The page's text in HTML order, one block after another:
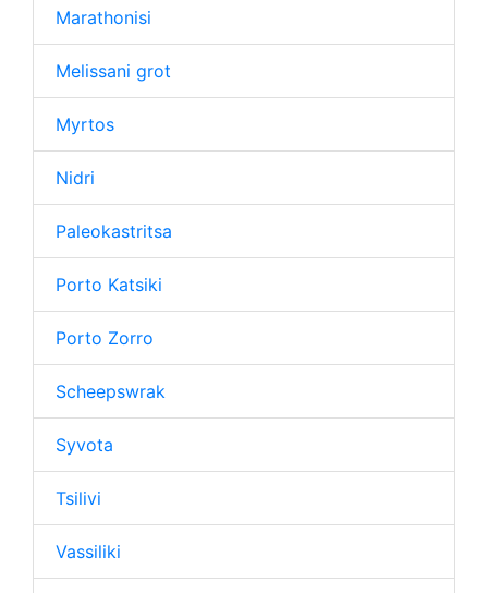
Marathonisi
Melissani grot
Myrtos
Nidri
Paleokastritsa
Porto Katsiki
Porto Zorro
Scheepswrak
Syvota
Tsilivi
Vassiliki